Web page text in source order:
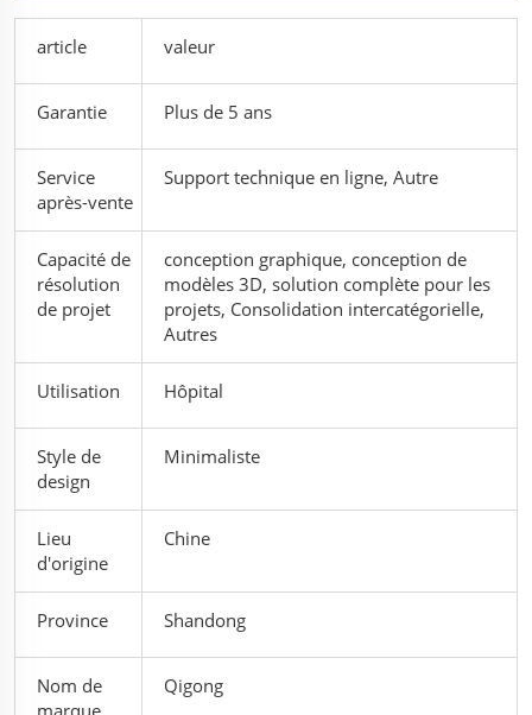
article valeur
Garantie Plus de 5 ans
Service
après-vente
Support technique en ligne, Autre
Capacité de
résolution
de projet
conception graphique, conception de
modèles 3D, solution complète pour les
projets, Consolidation intercatégorielle,
Autres
Utilisation Hôpital
Style de
design
Minimaliste
Lieu
d'origine
Chine
Province Shandong
Nom de
marque
Qigong